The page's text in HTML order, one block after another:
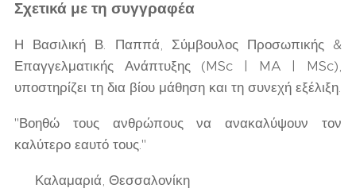
Σχετικά με τη συγγραφέα
Η Βασιλική Β. Παππά, Σύμβουλος Προσωπικής &
Επαγγελματικής Ανάπτυξης (MSc | MA | MSc),
υποστηρίζει τη δια βίου μάθηση και τη συνεχή εξέλιξη.
"Βοηθώ τους ανθρώπους να ανακαλύψουν τον
καλύτερο εαυτό τους."
📍 Καλαμαριά, Θεσσαλονίκη